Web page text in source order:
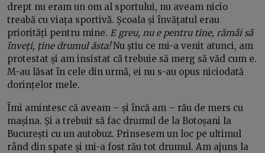
drept nu eram un om al sportului, nu aveam nicio
treabă cu viața sportivă. Școala și învățatul erau
priorități pentru mine. E greu, nu e pentru tine, rămâi să
înveți, ține drumul ăsta!Nu știu ce mi-a venit atunci, am
protestat și am insistat că trebuie să merg să văd cum e.
M-au lăsat în cele din urmă, ei nu s-au opus niciodată
dorințelor mele.
Îmi amintesc că aveam – și încă am – rău de mers cu
mașina. Și a trebuit să fac drumul de la Botoșani la
București cu un autobuz. Prinsesem un loc pe ultimul
rând din spate și mi-a fost rău tot drumul. Am ajuns la